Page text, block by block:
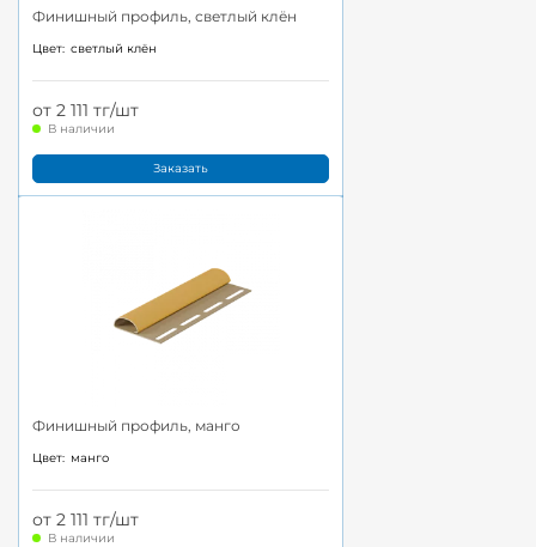
Финишный профиль, светлый клён
Цвет: светлый клён
от 2 111 тг/шт
В наличии
Заказать
Финишный профиль, манго
Цвет: манго
от 2 111 тг/шт
В наличии